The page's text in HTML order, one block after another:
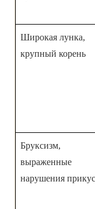
Широкая лунка,
крупный корень
Бруксизм,
выраженные
нарушения